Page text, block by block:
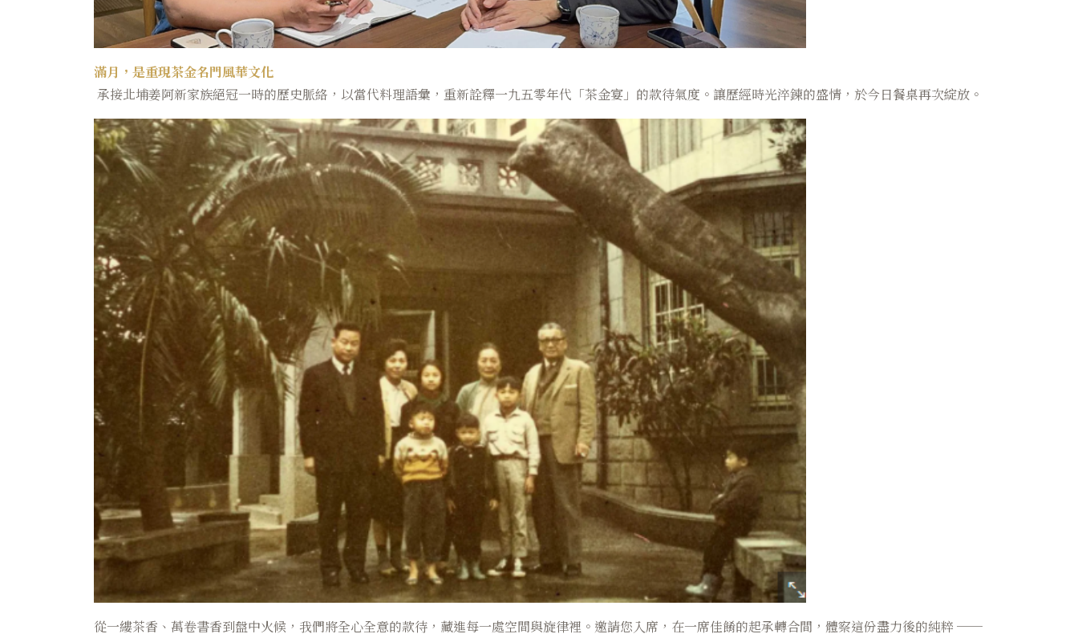
滿月，是重現茶金名門風華文化
承接北埔姜阿新家族絕冠一時的歷史脈絡，以當代料理語彙，重新詮釋一九五零年代「茶金宴」的款待氣度。讓歷經時光淬鍊的盛情，於今日餐桌再次綻放。
從一縷茶香、萬卷書香到盤中火候，我們將全心全意的款待，藏進每一處空間與旋律裡。邀請您入席，在一席佳餚的起承轉合間，體察這份盡力後的純粹 ──